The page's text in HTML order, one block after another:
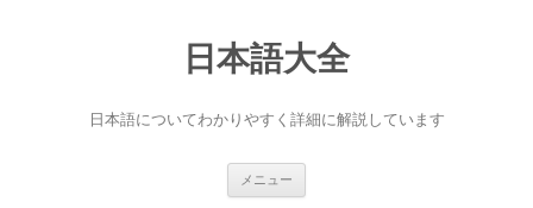
日本語大全
日本語についてわかりやすく詳細に解説しています
メニュー